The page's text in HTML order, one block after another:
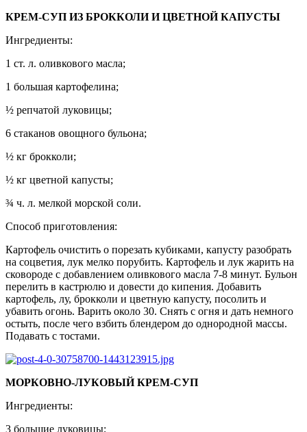
КРЕМ-СУП ИЗ БРОККОЛИ И ЦВЕТНОЙ КАПУСТЫ
Ингредиенты:
1 ст. л. оливкового масла;
1 большая картофелина;
½ репчатой луковицы;
6 стаканов овощного бульона;
½ кг брокколи;
½ кг цветной капусты;
¾ ч. л. мелкой морской соли.
Способ приготовления:
Картофель очистить о порезать кубиками, капусту разобрать
на соцветия, лук мелко порубить. Картофель и лук жарить на
сковороде с добавлением оливкового масла 7-8 минут. Бульон
перелить в кастрюлю и довести до кипения. Добавить
картофель, лу, брокколи и цветную капусту, посолить и
убавить огонь. Варить около 30. Снять с огня и дать немного
остыть, после чего взбить блендером до однородной массы.
Подавать с тостами.
МОРКОВНО-ЛУКОВЫЙ КРЕМ-СУП
Ингредиенты:
3 большие луковицы;